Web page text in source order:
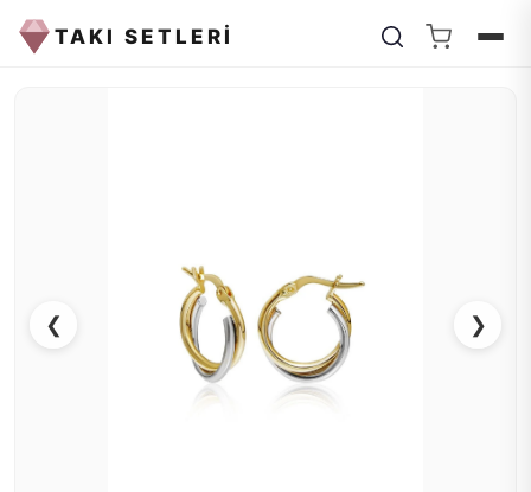
TAKI SETLERİ
❮ ❯